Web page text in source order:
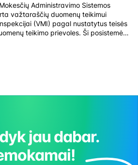
Administravimo Sistemos
važtaraščių duomenų teikimui
(VMI) pagal nustatytus teisės
teikimo prievoles. Ši posistemė
jau dabar.